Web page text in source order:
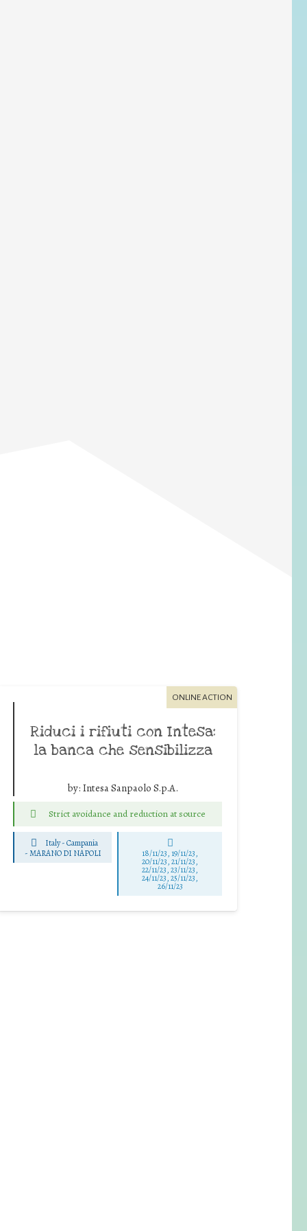
ONLINE ACTION
Riduci i rifiuti con Intesa:
la banca che sensibilizza
by: Intesa Sanpaolo S.p.A.
Strict avoidance and reduction at source
Italy - Campania
-MARANO DI NAPOLI 18/11/23, 19/11/23,
20/11/23, 21/11/23,
22/11/23, 23/11/23,
24/11/23, 25/11/23,
26/11/23